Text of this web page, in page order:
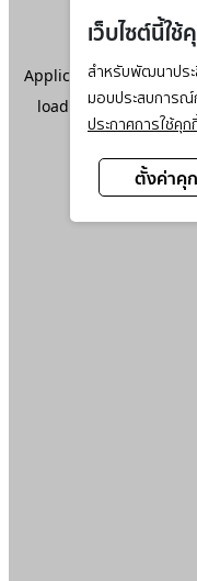
เว็บไซต์นี้ใช้
สำหรับพัฒนาประ
มอบประสบการณ์
ประกาศการใช้คุก
ตั้งค่าคุ
Application error: a
loadingwww.ktc.co.th